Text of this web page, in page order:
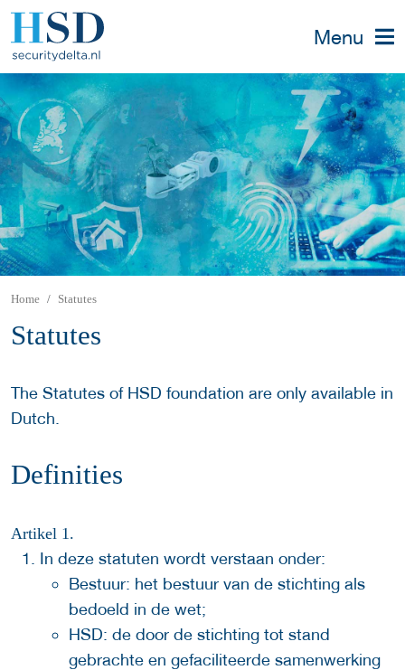
Menu
Home Statutes
Statutes
The Statutes of HSD foundation are only available in
Dutch.
Definities
Artikel 1.
In deze statuten wordt verstaan onder:
Bestuur: het bestuur van de stichting als
bedoeld in de wet;
HSD: de door de stichting tot stand
gebrachte en gefaciliteerde samenwerking